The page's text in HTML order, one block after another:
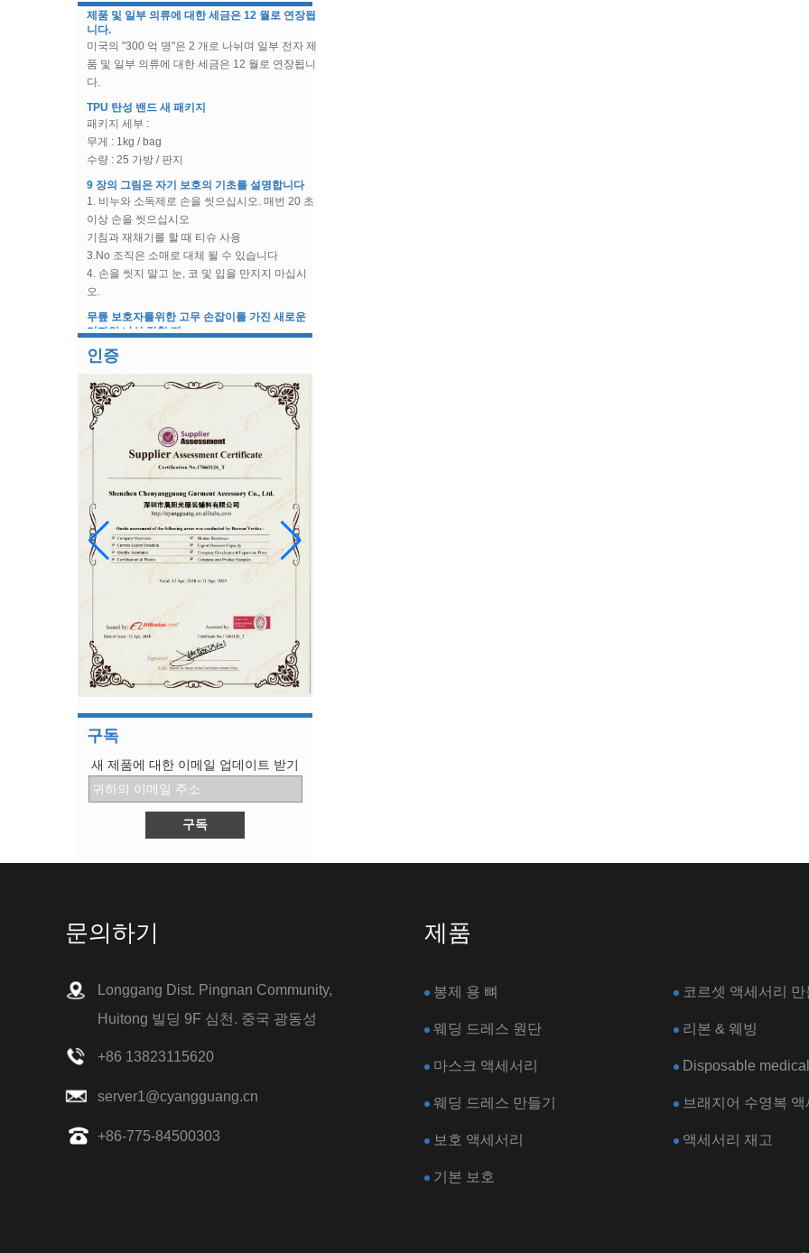
르셋 프론트 클로저 용 Busk
언더 와이어 케이싱 코튼 케이
니다.
미국의 "300 억 명"은 2 개로 나뉘며 일부 전자 제
품 및 일부 의류에 대한 세금은 12 월로 연장됩니
다.
TPU 탄성 밴드 새 패키지
패키지 세부 :
무게 : 1kg / bag
수량 : 25 가방 / 판지
9 장의 그림은 자기 보호의 기초를 설명합니다
1. 비누와 소독제로 손을 씻으십시오. 매번 20 초
이상 손을 씻으십시오
기침과 재채기를 할 때 티슈 사용
3.No 조직은 소매로 대체 될 수 있습니다
4. 손을 씻지 말고 눈, 코 및 입을 만지지 마십시
오.
5. 불편한 사람들과의 긴밀한 접촉을 피하십시오
껴지면 이러한 증상에주의가 필요합니다.
8. 집에서 격리해야 할 수도 있습니다
9. 바이러스 탐지를 수락해야합니다
무릎 보호자를위한 고무 손잡이를 가진 새로운
디자인 나선 강철 뼈
2019 년 한 해 동안, 당사의 회사 설계는 나선형
다. 그리고이 디자인은 뼈를 제거 할 수 있습니다.
새로운 도착-페티코트
Cyg 도매 웨딩 페티코트 언더 스커트 크리 놀린
2/3/4/6/7/8 후프를 사용할 수 있습니다
홍콩 섬유, 의류, 직물 및 액세서리 전시회
우리는 많은 다른 나라의 손님을 수용하고 우리
의 제품을 소개합니다.
관심이있는 모든 사람에게 제품을 보여줄 수있는
좋은 기회입니다.
Womenwear 가을 / 겨울 2019 쇼
시즌의 쇼에 대해 가장 이야기가 많은 3
2. 보테가 베네타
3. 프라다
미국의 "300 억 명"은 2 개로 나뉘며 일부 전자
제품 및 일부 의류에 대한 세금은 12 월로 연장됩
니다.
품 및 일부 의류에 대한 세금은 12 월로 연장됩니
다.
TPU 탄성 밴드 새 패키지
패키지 세부 :
무게 : 1kg / bag
수량 : 25 가방 / 판지
9 장의 그림은 자기 보호의 기초를 설명합니다
4. 손을 씻지 말고 눈, 코 및 입을 만지지 마십시
6. 열이 나고 피곤, 기침, 호흡 곤란, 근육통이 느
껴지면 이러한 증상에주의가 필요합니다.
7. 도움을 요청하십시오
9. 바이러스 탐지를 수락해야합니다
디자인 나선 강철 뼈
철골의 새로운 형태로, 무릎 지지대에 사용됩니
새로운 도착-페티코트
홍콩 섬유, 의류, 직물 및 액세서리 전시회
인증
구독
새 제품에 대한 이메일 업데이트 받기
문의하기
Longgang Dist. Pingnan Community,
Huitong 빌딩 9F 심천. 중국 광동성
+86 13823115620
server1@cyangguang.cn
+86-775-84500303
제품
봉제 용 뼈 코르셋 액세서리 만
웨딩 드레스 원단 리본 & 웨빙
마스크 액세서리 Disposable
웨딩 드레스 만들기 브래지어 수영복
보호 액세서리 액세서리 재고
기본 보호